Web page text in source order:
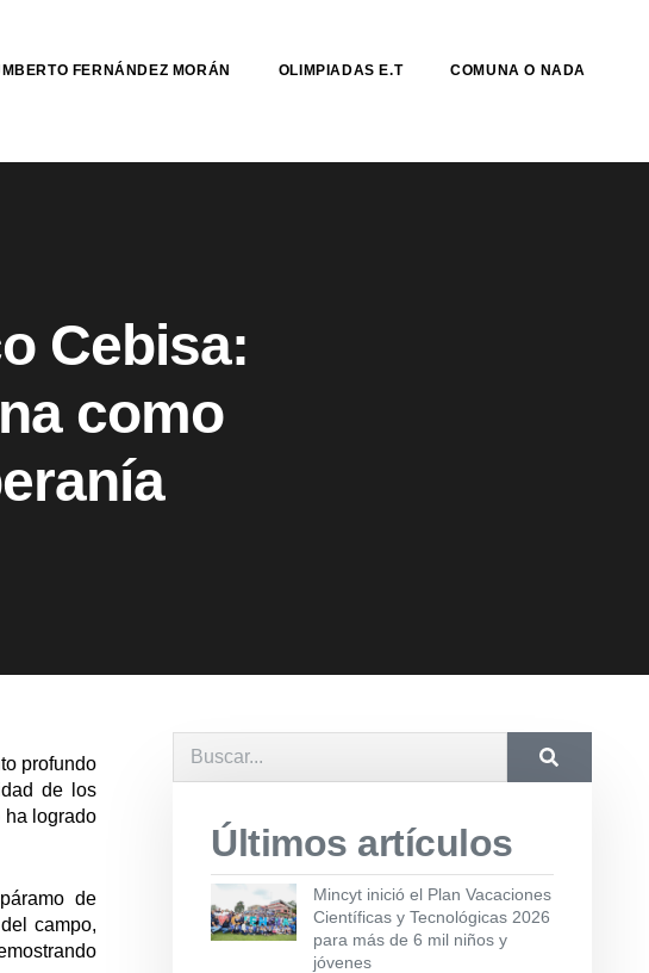
FERNÁNDEZ MORÁN OLIMPIADAS E.T COMUNA O NADA
Cebisa:
como
profundo
de los
ha logrado
de
campo,
Últimos artículos
Mincyt inició el Plan Vacaciones
Científicas y Tecnológicas 2026
para más de 6 mil niños y
jóvenes